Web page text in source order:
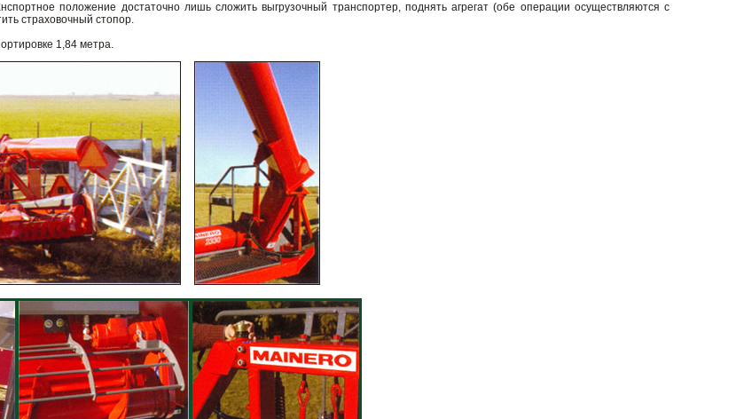
положение достаточно лишь сложить выгрузочный транспортер, поднять агрегат (обе операции осуществляются с
страховочный стопор.
1,84 метра.